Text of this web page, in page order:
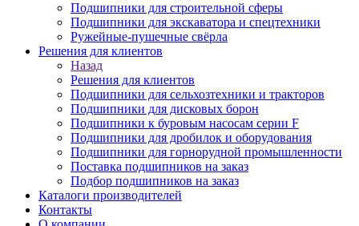
Подшипники для строительной сферы
Подшипники для экскаватора и спецтехники
Ружейные-пушечные свёрла
Решения для клиентов
Назад
Решения для клиентов
Подшипники для сельхозтехники и тракторов
Подшипники для дисковых борон
Подшипники к буровым насосам серии F
Подшипники для дробилок и оборудования
Подшипники для горнорудной промышленности
Поставка подшипников на заказ
Подбор подшипников на заказ
Каталоги производителей
Контакты